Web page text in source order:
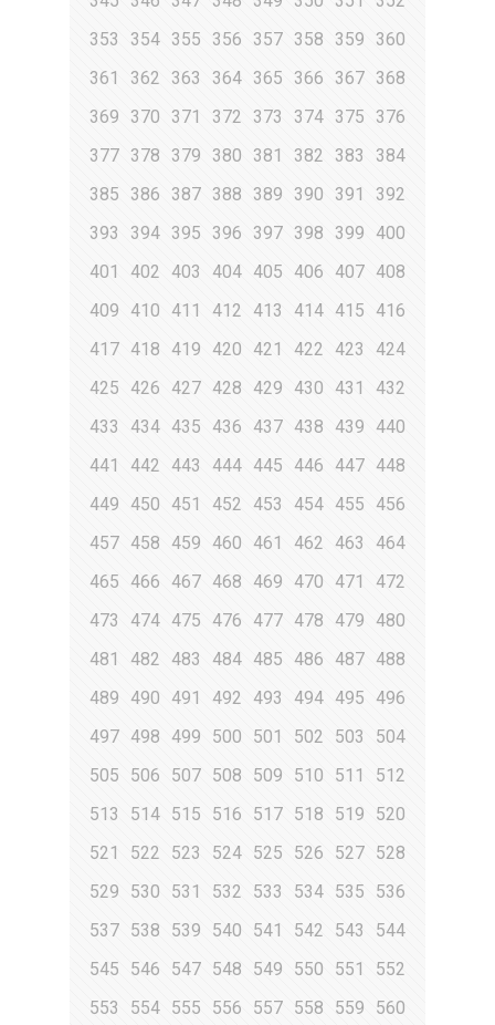
353
354 355 356 357 358 359 360
361
362 363 364 365 366 367 368
369
370 371 372 373 374 375 376
377 378 379 380 381 382 383
384
385
386 387 388 389 390 391
392
393
394 395 396 397 398 399
400
401
402 403 404 405 406 407 408
409
410 411 412 413 414 415
416
417 418 419 420 421 422 423
424
425
426 427 428 429 430 431
432
433
434 435 436 437 438 439
440
441
442 443 444 445 446 447 448
449
450 451 452 453 454 455
456
457 458 459 460 461 462 463
464
465
466 467 468 469 470 471
472
473
474 475 476 477 478 479
480
481
482 483 484 485 486 487 488
489
490 491 492 493 494 495
496
497 498 499 500 501 502 503
504
505
506 507 508 509 510 511
512
513
514 515 516 517 518 519
520
521
522 523 524 525 526 527 528
529
530 531 532 533 534 535
536
537 538 539 540 541 542 543
544
545
546 547 548 549 550 551
552
553
554 555 556 557 558 559
560